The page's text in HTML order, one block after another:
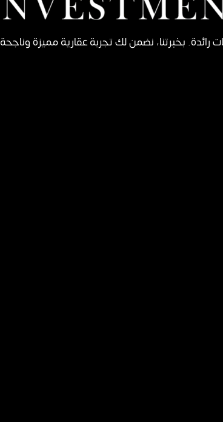
رائدة. بخبرتنا، نضمن لك تجربة عقارية مميزة وناجحة